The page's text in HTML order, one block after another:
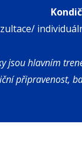
jsou hlavním
připravenost,